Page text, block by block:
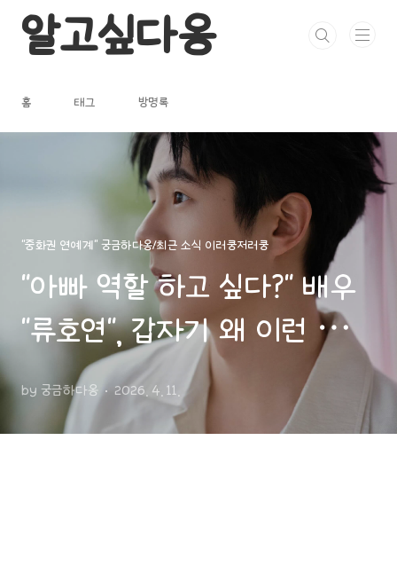
알고싶다옹
홈 태그 방명록
"중화권 연예계" 궁금하다옹/최근 소식 이러쿵저러쿵
"아빠 역할 하고 싶다?" 배우
"류호연", 갑자기 왜 이런 얘기
했을까?인터뷰 한 마디에 열
애설·결혼설까지 폭발!!
by 궁금하다옹 2026. 4. 11.